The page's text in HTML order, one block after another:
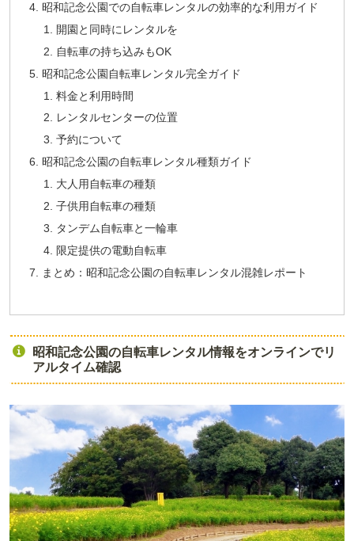
昭和記念公園での自転車レンタルの効率的な利用ガイド
開園と同時にレンタルを
自転車の持ち込みもOK
昭和記念公園自転車レンタル完全ガイド
料金と利用時間
レンタルセンターの位置
予約について
昭和記念公園の自転車レンタル種類ガイド
大人用自転車の種類
子供用自転車の種類
タンデム自転車と一輪車
限定提供の電動自転車
まとめ：昭和記念公園の自転車レンタル混雑レポート
昭和記念公園の自転車レンタル情報をオンラインでリ
アルタイム確認